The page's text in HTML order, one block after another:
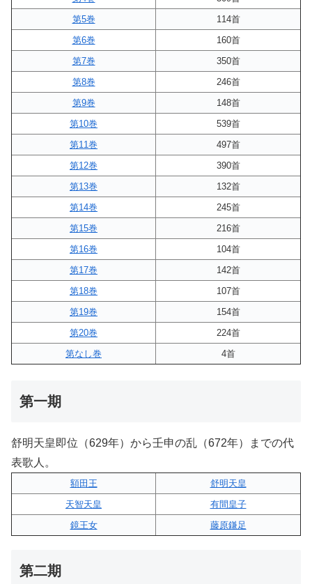
第5巻
114首
第6巻
160首
第7巻
350首
第8巻
246首
第9巻
148首
第10巻
539首
第11巻
497首
第12巻
390首
第13巻
132首
第14巻
245首
第15巻
216首
第16巻
104首
第17巻
142首
第18巻
107首
第19巻
154首
第20巻
224首
第なし巻
4首
第一期
舒明天皇即位（629年）から壬申の乱（672年）までの代
表歌人。
額田王
舒明天皇
天智天皇
有間皇子
鏡王女
藤原鎌足
第二期